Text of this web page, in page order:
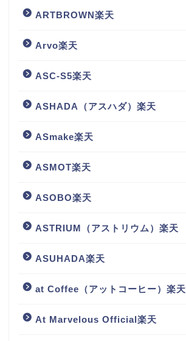
ARTBROWN楽天
Arvo楽天
ASC-S5楽天
ASHADA（アスハダ）楽天
ASmake楽天
ASMOT楽天
ASOBO楽天
ASTRIUM（アストリウム）楽天
ASUHADA楽天
at Coffee（アットコーヒー）楽天
At Marvelous Official楽天